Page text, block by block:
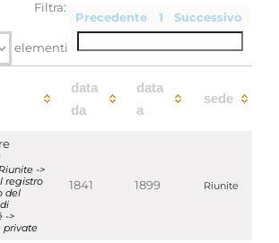
al record corrente
associata al record corrente
tutte le unità archivistiche
Precedente 1 Successivo
elementi
Filtra:
data
da
data
a
sede
->
registro
del
->
private
1841 1899 Riunite